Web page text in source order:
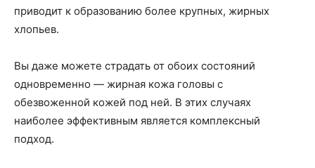
приводит к образованию более крупных, жирных
хлопьев.
Вы даже можете страдать от обоих состояний
одновременно — жирная кожа головы с
обезвоженной кожей под ней. В этих случаях
наиболее эффективным является комплексный
подход.